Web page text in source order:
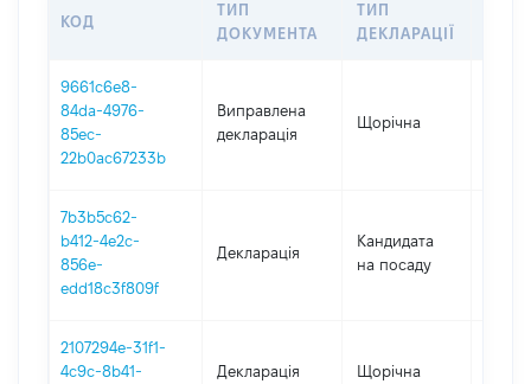
КОД
ТИП
ДОКУМЕНТА
ТИП
ДЕКЛАРАЦІЇ
9661c6e8-
84da-4976-
85ec-
22b0ac67233b
Виправлена
декларація
Щорічна
7b3b5c62-
b412-4e2c-
856e-
edd18c3f809f
Декларація
Кандидата
на посаду
2107294e-31f1-
4c9c-8b41-
Декларація Щорічна